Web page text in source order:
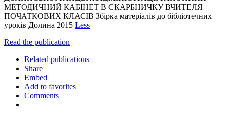
МЕТОДИЧНИЙ КАБІНЕТ В СКАРБНИЧКУ ВЧИТЕЛЯ
ПОЧАТКОВИХ КЛАСІВ Збірка матеріалів до бібліотечних
уроків Долина 2015 Less
Read the publication
Related publications
Share
Embed
Add to favorites
Comments